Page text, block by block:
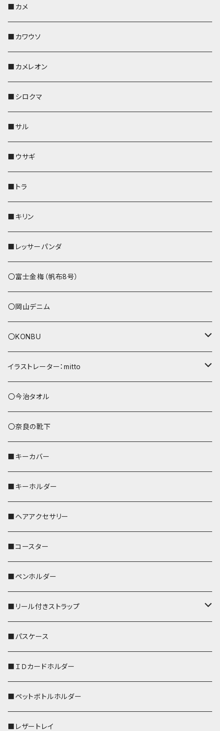
財布
その他
財布
靴下・ミニタオル
その他
ペンホルダー
財布
靴下・ミニタオル
その他
ペンホルダー
ペットボトルホルダー
スマホケース
財布
靴下・ミニタオル
その他
レザートレイ
ペンホルダー
靴下・ミニタオル
財布
その他
KONBU
AppleWatchバンド
ペンホルダー
レザートレイ
財布
靴下・ミニタオル
その他
ポシェット・バッグ
帆布・デニム
KONBU
コインケース
AppleWatchバンド
ペットボトルホルダー
ペンホルダー
靴下・ミニタオル
財布
その他
レザートレイ
ペンホルダー
ペットボトルホルダー
AppleWatchバンド
財布
その他
ペンホルダー
ペットボトルホルダー
キーケース
名刺入れ・カードケース
AppleWatchバンド
財布
レザートレイ
キーケース
ペンホルダー
IDカードケース
ペットボトルホルダー
その他
リール付きストラップ
リールのみ
ストラップ付
キーケース
コインケース
名刺入れ
AppleWatchバンド
メガネケース
財布
パスケース
名刺入れ・カードケース
メガネケース
リール付きストラップ
リールのみ
ストラップ付
ペットボトルホルダー
キーケース
ペンホルダー
AppleWatchバンド
L字ファスナー財布
その他
キーケース
コインケース
メガネケース
名刺入れ
財布
Apple Watchバンド
■カメ
■カワウソ
■カメレオン
■シロクマ
■サル
■ウサギ
■トラ
■キリン
■レッサーパンダ
〇富士金梅（帆布8号）
〇岡山デニム
〇KONBU
ショルダーバッグ
あずまバッグ
トートバッグ（L）
バッグインバッグ
イラストレーター：mitto
シマエナガ
ハシビロコウ
オカメインコ
歌うオカメちゃん
おかめ３兄弟
セキセイインコ
文鳥
鹿
ペンギン
〇今治タオル
〇奈良の靴下
■キーカバー
■キーホルダー
■ヘアアクセサリー
■コースター
■ペンホルダー
■リール付きストラップ
リールのみ
ストラップ付
■パスケース
■ＩＤカードホルダー
■ペットボトルホルダー
■レザートレイ